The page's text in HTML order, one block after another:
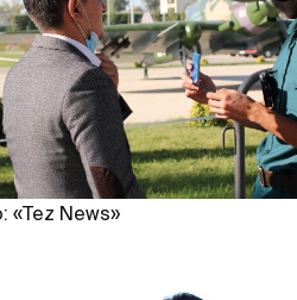
«Tez News»